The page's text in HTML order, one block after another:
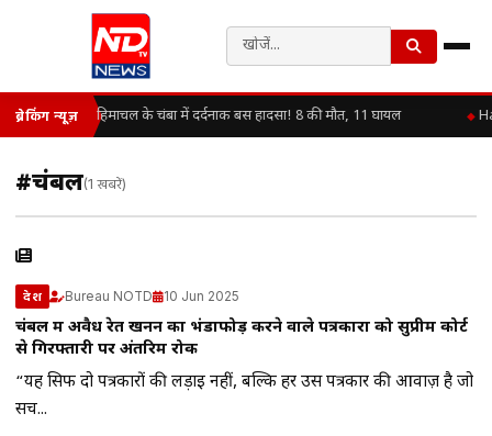
ब्रेकिंग न्यूज़ हिमाचल के चंबा में दर्दनाक बस हादसा! 8 की मौत, 11 घायल
#चंबल(1 खबरें)
देश Bureau NOTD 10 Jun 2025
चंबल में अवैध रेत खनन का भंडाफोड़ करने वाले पत्रकारों को सुप्रीम कोर्ट
से गिरफ्तारी पर अंतरिम रोक
“यह सिर्फ दो पत्रकारों की लड़ाई नहीं, बल्कि हर उस पत्रकार की आवाज़ है जो
सच...